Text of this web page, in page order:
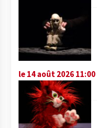
le 14 août 2026 11:00